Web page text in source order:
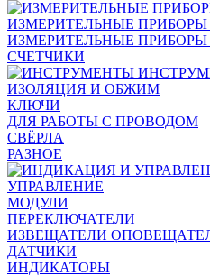
ИЗМЕРИТЕЛЬНЫЕ ПРИБОРЫ
ИЗМЕРИТЕЛЬНЫЕ ПРИБОРЫ
СЧЕТЧИКИ
ИЗОЛЯЦИЯ И ОБЖИМ
КЛЮЧИ
ДЛЯ РАБОТЫ С ПРОВОДОМ
СВЁРЛА
РАЗНОЕ
УПРАВЛЕНИЕ
МОДУЛИ
ПЕРЕКЛЮЧАТЕЛИ
ИЗВЕЩАТЕЛИ
ДАТЧИКИ
ИНДИКАТОРЫ